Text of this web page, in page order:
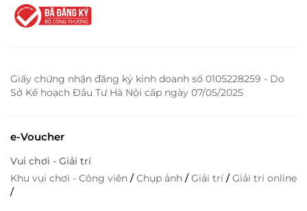
Giấy chứng nhận đăng ký kinh doanh số 0105228259 - Do
Sở Kế hoạch Đầu Tư Hà Nội cấp ngày 07/05/2025
e-Voucher
Vui chơi - Giải trí
Khu vui chơi - Công viên /Chụp ảnh /Giải trí /Giải trí online
/